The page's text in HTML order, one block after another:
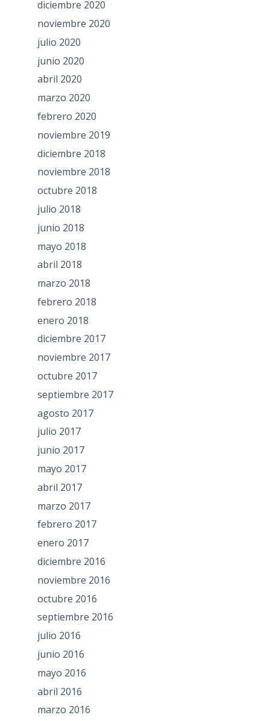
diciembre 2020
noviembre 2020
julio 2020
junio 2020
abril 2020
marzo 2020
febrero 2020
noviembre 2019
diciembre 2018
noviembre 2018
octubre 2018
julio 2018
junio 2018
mayo 2018
abril 2018
marzo 2018
febrero 2018
enero 2018
diciembre 2017
noviembre 2017
octubre 2017
septiembre 2017
agosto 2017
julio 2017
junio 2017
mayo 2017
abril 2017
marzo 2017
febrero 2017
enero 2017
diciembre 2016
noviembre 2016
octubre 2016
septiembre 2016
julio 2016
junio 2016
mayo 2016
abril 2016
marzo 2016